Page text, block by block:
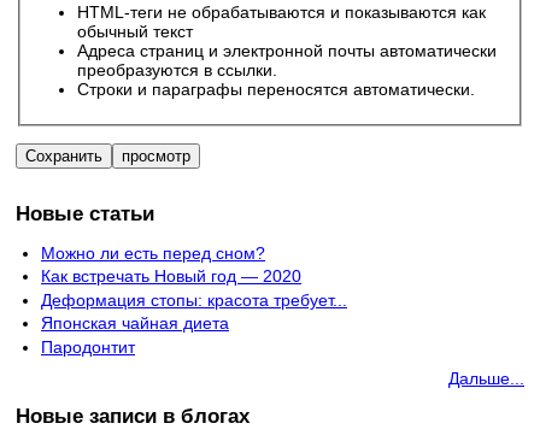
HTML-теги не обрабатываются и показываются как
обычный текст
Адреса страниц и электронной почты автоматически
преобразуются в ссылки.
Строки и параграфы переносятся автоматически.
Новые статьи
Можно ли есть перед сном?
Как встречать Новый год — 2020
Деформация стопы: красота требует...
Японская чайная диета
Пародонтит
Дальше...
Новые записи в блогах